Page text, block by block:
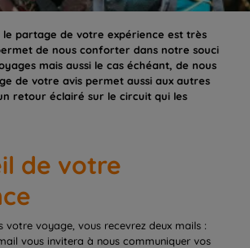
le partage de votre expérience est très
de nous conforter dans notre souci
mais aussi le cas échéant, de nous
de votre avis permet aussi aux autres
retour éclairé sur le circuit qui les
de votre
votre voyage, vous recevrez deux mails :
vous invitera à nous communiquer vos